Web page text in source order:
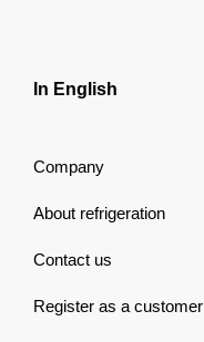
In English
Company
About refrigeration
Contact us
Register as a customer